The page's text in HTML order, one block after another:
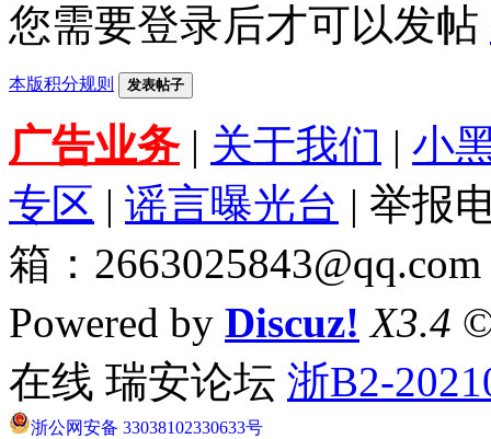
您需要登录后才可以发帖
本版积分规则 发表帖子
广告业务| 关于我们 | 小
专区 | 谣言曝光台 | 举报
箱：2663025843@qq.com
Powered by Discuz! X3.4
在线 瑞安论坛 浙B2-
浙公网安备 33038102330633号